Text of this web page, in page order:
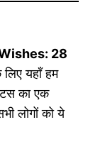
28
लिए यहाँ हम
का एक
लोगों को ये